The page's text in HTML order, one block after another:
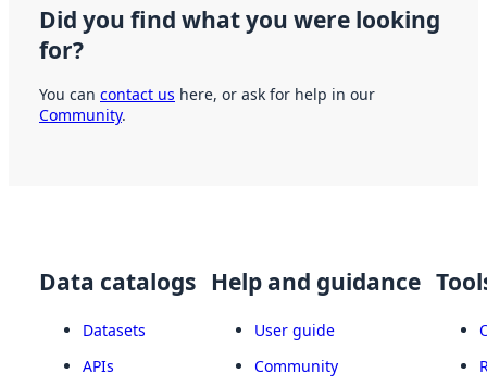
Did you find what you were looking
for?
You can contact us here, or ask for help in our
Community.
Data catalogs
Datasets
APIs
Help and guidance
User guide
Community